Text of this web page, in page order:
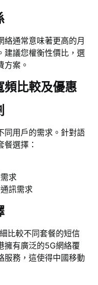
絡通常意味著更高的月
建議您權衡性價比，選
方案。
頻比較及優惠
同用戶的需求。針對語
選擇：
求
訊需求
比較不同套餐的短信
擁有廣泛的5G網絡覆
服務，這使得中國移動